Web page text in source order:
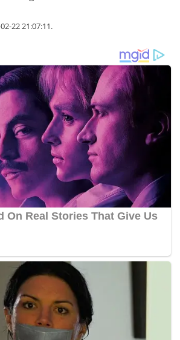
22 21:07:11.